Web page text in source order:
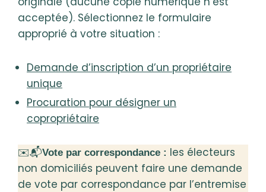
acceptée). Sélectionnez le formulaire
approprié à votre situation :
Demande d’inscription d’un propriétaire
unique
Procuration pour désigner un
copropriétaire
✉️📬Vote par correspondance : les électeurs
non domiciliés peuvent faire une demande
de vote par correspondance par l’entremise